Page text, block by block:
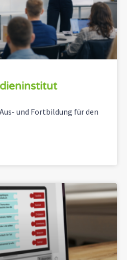
und Fortbildung für den